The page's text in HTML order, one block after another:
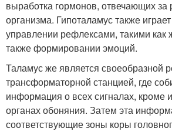
выработка гормонов, отвечающих за
организма. Гипоталамус также
управлении рефлексами, такими как
также формировании эмоций.
Таламус же является своеобразной
трансформаторной станцией, где
информация о всех сигналах, кроме
органах обоняния. Затем эта
соответствующие зоны коры